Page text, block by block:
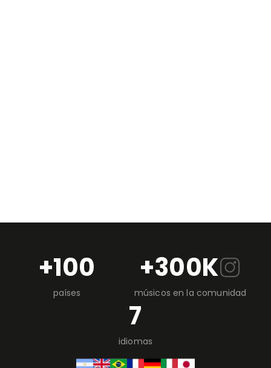
+100
países
+300K
músicos en la comunidad
7
idiomas